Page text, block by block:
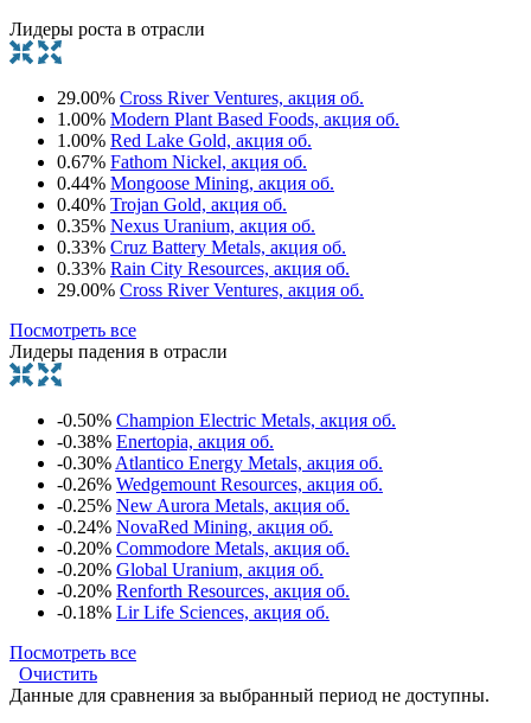
Лидеры роста в отрасли
29.00% Cross River Ventures, акция об.
1.00% Modern Plant Based Foods, акция об.
1.00% Red Lake Gold, акция об.
0.67% Fathom Nickel, акция об.
0.44% Mongoose Mining, акция об.
0.40% Trojan Gold, акция об.
0.35% Nexus Uranium, акция об.
0.33% Cruz Battery Metals, акция об.
0.33% Rain City Resources, акция об.
29.00% Cross River Ventures, акция об.
Посмотреть все
Лидеры падения в отрасли
-0.50% Champion Electric Metals, акция об.
-0.38% Enertopia, акция об.
-0.30% Atlantico Energy Metals, акция об.
-0.26% Wedgemount Resources, акция об.
-0.25% New Aurora Metals, акция об.
-0.24% NovaRed Mining, акция об.
-0.20% Commodore Metals, акция об.
-0.20% Global Uranium, акция об.
-0.20% Renforth Resources, акция об.
-0.18% Lir Life Sciences, акция об.
Посмотреть все
Очистить
Данные для сравнения за выбранный период не доступны.